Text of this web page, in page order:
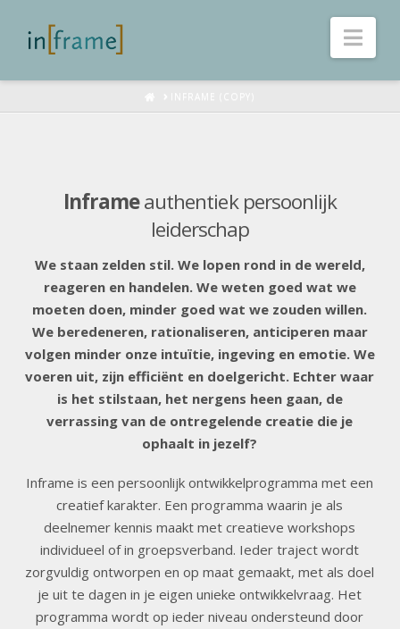
Inframeauthentiek persoonlijk
leiderschap
We staan zelden stil. We lopen rond in de wereld,
reageren en handelen. We weten goed wat we
moeten doen, minder goed wat we zouden willen.
We beredeneren, rationaliseren, anticiperen maar
volgen minder onze intuïtie, ingeving en emotie. We
voeren uit, zijn efficiënt en doelgericht. Echter waar
is het stilstaan, het nergens heen gaan, de
verrassing van de ontregelende creatie die je
ophaalt in jezelf?
Inframe is een persoonlijk ontwikkelprogramma met een
creatief karakter. Een programma waarin je als
deelnemer kennis maakt met creatieve workshops
individueel of in groepsverband. Ieder traject wordt
zorgvuldig ontworpen en op maat gemaakt, met als doel
je uit te dagen in je eigen unieke ontwikkelvraag. Het
programma wordt op ieder niveau ondersteund door